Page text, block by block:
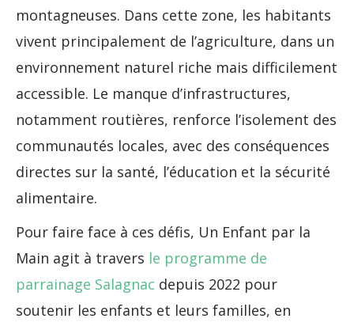
montagneuses. Dans cette zone, les habitants
vivent principalement de l’agriculture, dans un
environnement naturel riche mais difficilement
accessible. Le manque d’infrastructures,
notamment routières, renforce l’isolement des
communautés locales, avec des conséquences
directes sur la santé, l’éducation et la sécurité
alimentaire.
Pour faire face à ces défis, Un Enfant par la
Main agit à travers le programme de
parrainage Salagnac depuis 2022 pour
soutenir les enfants et leurs familles, en